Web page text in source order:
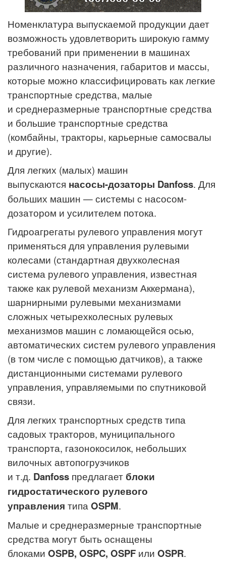
Номенклатура выпускаемой продукции дает
возможность удовлетворить широкую гамму
требований при применении в машинах
различного назначения, габаритов и массы,
которые можно классифицировать как легкие
транспортные средства, малые
и среднеразмерные транспортные средства
и большие транспортные средства
(комбайны, тракторы, карьерные самосвалы
и другие).
Для легких (малых) машин
выпускаются насосы-дозаторы Danfoss. Для
больших машин — системы с насосом-
дозатором и усилителем потока.
Гидроагрегаты рулевого управления могут
применяться для управления рулевыми
колесами (стандартная двухколесная
система рулевого управления, известная
также как рулевой механизм Аккермана),
шарнирными рулевыми механизмами
сложных четырехколесных рулевых
механизмов машин с ломающейся осью,
автоматических систем рулевого управления
(в том числе с помощью датчиков), а также
дистанционными системами рулевого
управления, управляемыми по спутниковой
связи.
Для легких транспортных средств типа
садовых тракторов, муниципального
транспорта, газонокосилок, небольших
вилочных автопогрузчиков
и т.д. Danfoss предлагает блоки
гидростатического рулевого
управления типа OSPM.
Малые и среднеразмерные транспортные
средства могут быть оснащены
блоками OSPB, OSPC, OSPF или OSPR.